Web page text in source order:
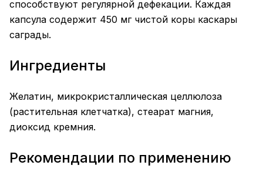
способствуют регулярной дефекации. Каждая
капсула содержит 450 мг чистой коры каскары
саграды.
Ингредиенты
Желатин, микрокристаллическая целлюлоза
(растительная клетчатка), стеарат магния,
диоксид кремния.
Рекомендации по применению